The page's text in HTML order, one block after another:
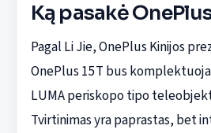
Ką pasakė
Pagal Li Jie, OnePlus Kinijos
OnePlus 15T bus
LUMA periskopo tipo
Tvirtinimas yra paprastas, bet